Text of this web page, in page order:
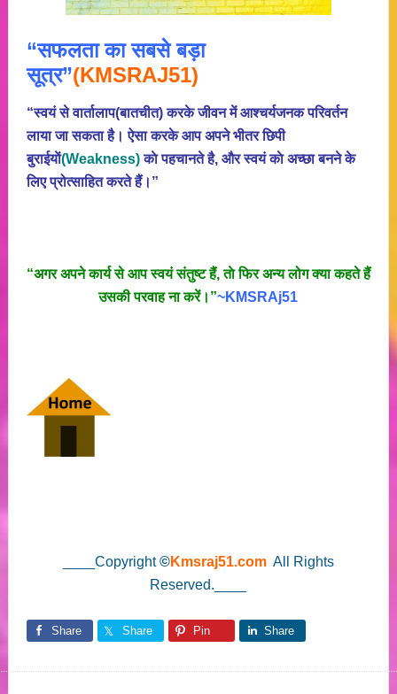
“सफलता का सबसे बड़ा
सूत्र”(KMSRAJ51)
“स्वयं से वार्तालाप(बातचीत) करके जीवन में आश्चर्यजनक परिवर्तन
लाया जा सकता है। ऐसा करके आप अपने भीतर छिपी
बुराईयाें(Weakness)काे पहचानते है, और स्वयं काे अच्छा बनने के
लिए प्रोत्साहित करते हैं।”
“अगर अपने कार्य से आप स्वयं संतुष्ट हैं, ताे फिर अन्य लोग क्या कहते हैं
उसकी परवाह ना करें।”~KMSRAj51
____Copyright©Kmsraj51.com All Rights
Reserved.____
Share Share Pin Share